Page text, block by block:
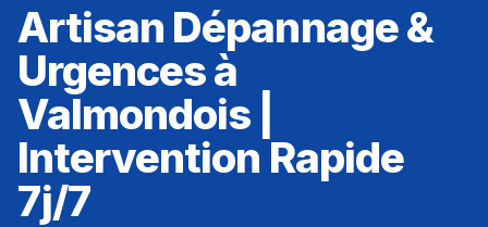
Artisan Dépannage &
Urgences à
Valmondois |
Intervention Rapide
7j/7